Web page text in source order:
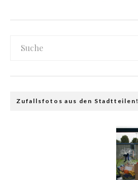
Zufallsfotos aus den Stadtteilen!